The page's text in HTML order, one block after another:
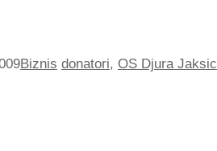
Biznis donatori, OS Djura Jaksic